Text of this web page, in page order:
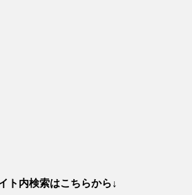
ト内検索はこちらから↓